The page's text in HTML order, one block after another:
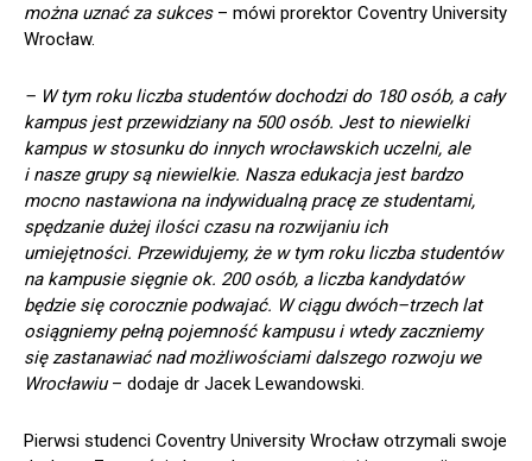
można uznać za sukces – mówi prorektor Coventry University
Wrocław.
– W tym roku liczba studentów dochodzi do 180 osób, a cały
kampus jest przewidziany na 500 osób. Jest to niewielki
kampus w stosunku do innych wrocławskich uczelni, ale
i nasze grupy są niewielkie. Nasza edukacja jest bardzo
mocno nastawiona na indywidualną pracę ze studentami,
spędzanie dużej ilości czasu na rozwijaniu ich
umiejętności. Przewidujemy, że w tym roku liczba studentów
na kampusie sięgnie ok. 200 osób, a liczba kandydatów
będzie się corocznie podwajać. W ciągu dwóch–trzech lat
osiągniemy pełną pojemność kampusu i wtedy zaczniemy
się zastanawiać nad możliwościami dalszego rozwoju we
Wrocławiu– dodaje dr Jacek Lewandowski.
Pierwsi studenci Coventry University Wrocław otrzymali swoje